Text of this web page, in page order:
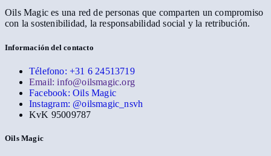
Oils Magic es una red de personas que comparten un compromiso
con la sostenibilidad, la responsabilidad social y la retribución.
Información del contacto
Télefono: +31 6 24513719
Email: info@oilsmagic.org
Facebook: Oils Magic
Instagram: @oilsmagic_nsvh
KvK 95009787
Oils Magic